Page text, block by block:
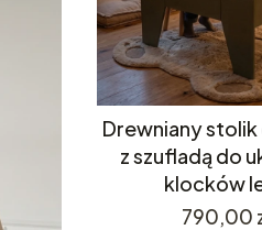
Drewniany
z szufladą do
klocków
Cena
790,00